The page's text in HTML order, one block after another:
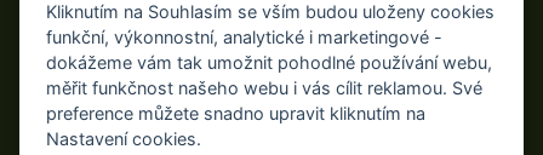
Fax: +420 498 100 051
E-mail:info@ama-zahrada.cz
Web:www.ama-zahrada.cz
Kliknutím na Souhlasím se vším budou uloženy cookies
funkční, výkonnostní, analytické i marketingové -
dokážeme vám tak umožnit pohodlné používání webu,
měřit funkčnost našeho webu i vás cílit reklamou. Své
preference můžete snadno upravit kliknutím na
Nastavení cookies.